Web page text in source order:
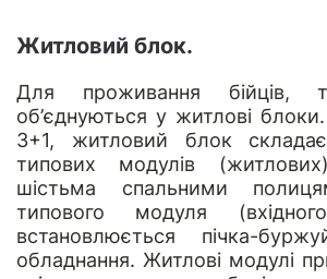
Житловий блок.
Для проживання бійців,
об’єднуються у житлові
3+1, житловий блок
типових модулів
шістьма спальними
типового модуля
встановлюється пічка-
обладнання. Житлові модулі